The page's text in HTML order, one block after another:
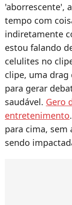
'aborrescente',
tempo com
indiretamente
estou falando
celulites no
clipe, uma drag
para gerar
saudável. Gero
entretenimento
para cima, sem
sendo